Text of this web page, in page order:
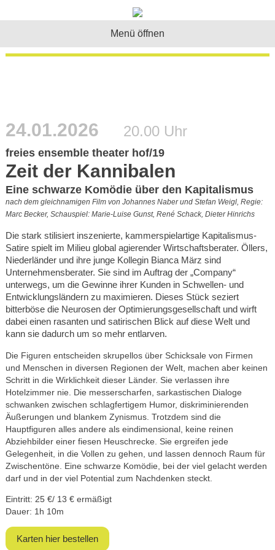
Menü öffnen
24.01.2026 20.00 Uhr
freies ensemble theater hof/19
Zeit der Kannibalen
Eine schwarze Komödie über den Kapitalismus
nach dem gleichnamigen Film von Johannes Naber und Stefan Weigl, Regie:
Marc Becker, Schauspiel: Marie-Luise Gunst, René Schack, Dieter Hinrichs
Die stark stilisiert inszenierte, kammerspielartige Kapitalismus-
Satire spielt im Milieu global agierender Wirtschaftsberater. Öllers,
Niederländer und ihre junge Kollegin Bianca März sind
Unternehmensberater. Sie sind im Auftrag der „Company“
unterwegs, um die Gewinne ihrer Kunden in Schwellen- und
Entwicklungsländern zu maximieren. Dieses Stück seziert
bitterböse die Neurosen der Optimierungsgesellschaft und wirft
dabei einen rasanten und satirischen Blick auf diese Welt und
kann sie dadurch um so mehr entlarven.
Die Figuren entscheiden skrupellos über Schicksale von Firmen
und Menschen in diversen Regionen der Welt, machen aber keinen
Schritt in die Wirklichkeit dieser Länder. Sie verlassen ihre
Hotelzimmer nie. Die messerscharfen, sarkastischen Dialoge
schwanken zwischen schlagfertigem Humor, diskriminierenden
Äußerungen und blankem Zynismus. Trotzdem sind die
Hauptfiguren alles andere als eindimensional, keine reinen
Abziehbilder einer fiesen Heuschrecke. Sie ergreifen jede
Gelegenheit, in die Vollen zu gehen, und lassen dennoch Raum für
Zwischentöne. Eine schwarze Komödie, bei der viel gelacht werden
darf und in der viel Potential zum Nachdenken steckt.
Eintritt: 25 €/ 13 € ermäßigt
Dauer: 1h 10m
Karten hier bestellen